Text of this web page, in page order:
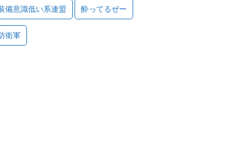
備意識低い系連盟 酔ってるぜー
衛軍